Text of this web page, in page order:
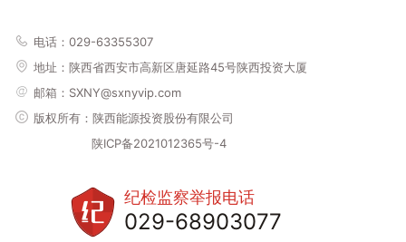
电话：029-63355307
地址： 陕西省西安市高新区唐延路45号陕西投资大厦
邮箱：SXNY@sxnyvip.com
版权所有：陕西能源投资股份有限公司
陕ICP备2021012365号-4
纪检监察举报电话
029-68903077